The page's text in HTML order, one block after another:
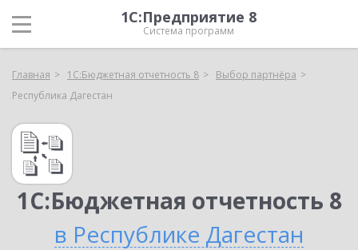
1С:Предприятие 8
Система программ
Главная 1С:Бюджетная отчетность 8
Выбор партнёра
Республика Дагестан
1С:Бюджетная отчетность 8
в Республике Дагестан